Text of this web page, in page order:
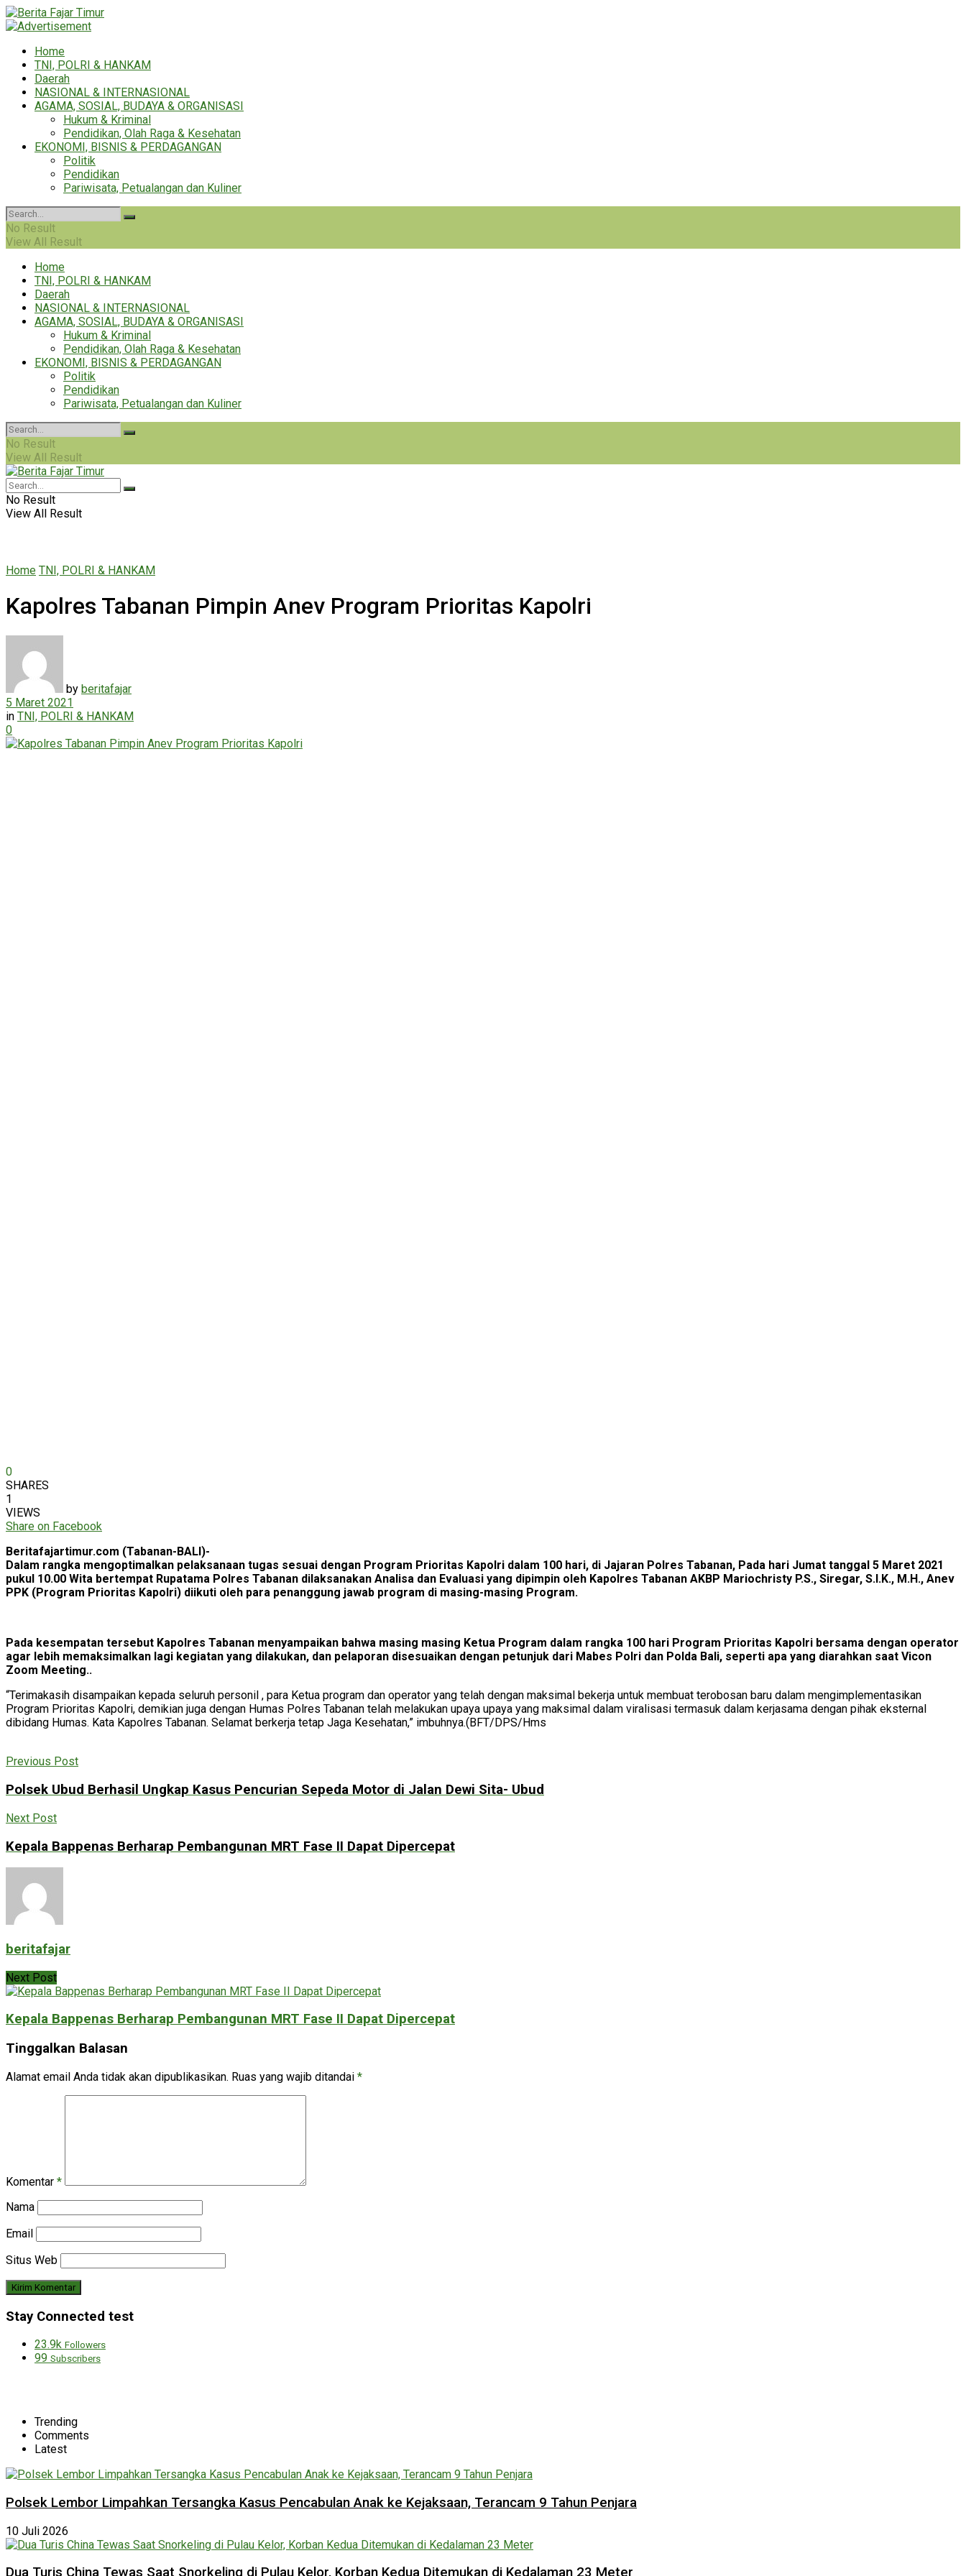
Home
TNI, POLRI & HANKAM
Daerah
NASIONAL & INTERNASIONAL
AGAMA, SOSIAL, BUDAYA & ORGANISASI
Hukum & Kriminal
Pendidikan, Olah Raga & Kesehatan
EKONOMI, BISNIS & PERDAGANGAN
Politik
Pendidikan
Pariwisata, Petualangan dan Kuliner
No Result
View All Result
Home
TNI, POLRI & HANKAM
Daerah
NASIONAL & INTERNASIONAL
AGAMA, SOSIAL, BUDAYA & ORGANISASI
Hukum & Kriminal
Pendidikan, Olah Raga & Kesehatan
EKONOMI, BISNIS & PERDAGANGAN
Politik
Pendidikan
Pariwisata, Petualangan dan Kuliner
No Result
View All Result
No Result
View All Result
Home TNI, POLRI & HANKAM
Kapolres Tabanan Pimpin Anev Program Prioritas Kapolri
by beritafajar
5 Maret 2021
in TNI, POLRI & HANKAM
0
0
SHARES
1
VIEWS
Share on Facebook
Beritafajartimur.com (Tabanan-BALI)-
Dalam rangka mengoptimalkan pelaksanaan tugas sesuai dengan Program Prioritas Kapolri dalam 100 hari, di Jajaran Polres Tabanan, Pada hari Jumat tanggal 5 Maret 2021
pukul 10.00 Wita bertempat Rupatama Polres Tabanan dilaksanakan Analisa dan Evaluasi yang dipimpin oleh Kapolres Tabanan AKBP Mariochristy P.S., Siregar, S.I.K., M.H., Anev
PPK (Program Prioritas Kapolri) diikuti oleh para penanggung jawab program di masing-masing Program.
Pada kesempatan tersebut Kapolres Tabanan menyampaikan bahwa masing masing Ketua Program dalam rangka 100 hari Program Prioritas Kapolri bersama dengan operator
agar lebih memaksimalkan lagi kegiatan yang dilakukan, dan pelaporan disesuaikan dengan petunjuk dari Mabes Polri dan Polda Bali, seperti apa yang diarahkan saat Vicon
Zoom Meeting..
“Terimakasih disampaikan kepada seluruh personil , para Ketua program dan operator yang telah dengan maksimal bekerja untuk membuat terobosan baru dalam mengimplementasikan
Program Prioritas Kapolri, demikian juga dengan Humas Polres Tabanan telah melakukan upaya upaya yang maksimal dalam viralisasi termasuk dalam kerjasama dengan pihak eksternal
dibidang Humas. Kata Kapolres Tabanan. Selamat berkerja tetap Jaga Kesehatan,” imbuhnya.(BFT/DPS/Hms
Previous Post
Polsek Ubud Berhasil Ungkap Kasus Pencurian Sepeda Motor di Jalan Dewi Sita- Ubud
Next Post
Kepala Bappenas Berharap Pembangunan MRT Fase II Dapat Dipercepat
beritafajar
Next Post
Kepala Bappenas Berharap Pembangunan MRT Fase II Dapat Dipercepat
Tinggalkan Balasan
Alamat email Anda tidak akan dipublikasikan. Ruas yang wajib ditandai *
Komentar *
Nama
Email
Situs Web
Stay Connected test
23.9k Followers
99 Subscribers
Trending
Comments
Latest
Polsek Lembor Limpahkan Tersangka Kasus Pencabulan Anak ke Kejaksaan, Terancam 9 Tahun Penjara
10 Juli 2026
Dua Turis China Tewas Saat Snorkeling di Pulau Kelor, Korban Kedua Ditemukan di Kedalaman 23 Meter